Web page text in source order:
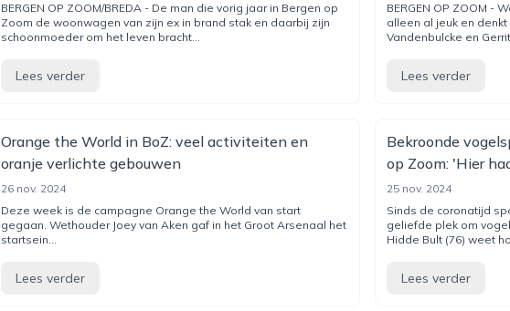
BERGEN OP ZOOM/BREDA - De man die vorig jaar in Bergen op
Zoom de woonwagen van zijn ex in brand stak en daarbij zijn
schoonmoeder om het leven bracht...
Lees verder
BERGEN OP ZOOM -
alleen al jeuk en
Vandenbulcke en
Lees verder
Orange the World in BoZ: veel activiteiten en
oranje verlichte gebouwen
26 nov. 2024
Deze week is de campagne Orange the World van start
gegaan. Wethouder Joey van Aken gaf in het Groot Arsenaal het
startsein...
Lees verder
Bekroonde
op Zoom: 'Hier
25 nov. 2024
Sinds de coronatijd
geliefde plek om
Hidde Bult (76) weet
Lees verder